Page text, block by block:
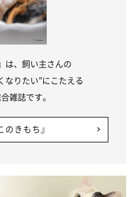
は、飼い主さんの
なりたい”にこたえる
雑誌です。
きもち』